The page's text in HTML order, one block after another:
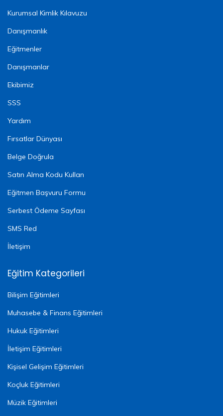
Kurumsal Kimlik Kılavuzu
Danışmanlık
Eğitmenler
Danışmanlar
Ekibimiz
SSS
Yardım
Fırsatlar Dünyası
Belge Doğrula
Satın Alma Kodu Kullan
Eğitmen Başvuru Formu
Serbest Ödeme Sayfası
SMS Red
İletişim
Eğitim Kategorileri
Bilişim Eğitimleri
Muhasebe & Finans Eğitimleri
Hukuk Eğitimleri
İletişim Eğitimleri
Kişisel Gelişim Eğitimleri
Koçluk Eğitimleri
Müzik Eğitimleri